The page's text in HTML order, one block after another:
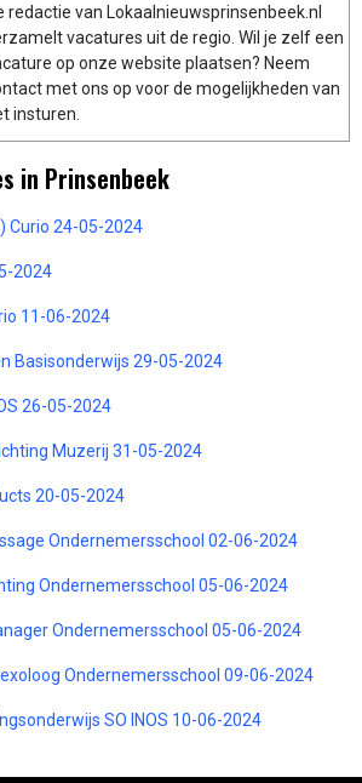
redactie van Lokaalnieuwsprinsenbeek.nl
vacatures uit de regio. Wil je zelf een
op onze website plaatsen? Neem
met ons op voor de mogelijkheden van
insturen.
in Prinsenbeek
Curio 24-05-2024
2024
11-06-2024
Basisonderwijs 29-05-2024
26-05-2024
Muzerij 31-05-2024
20-05-2024
Ondernemersschool 02-06-2024
Ondernemersschool 05-06-2024
Ondernemersschool 05-06-2024
Ondernemersschool 09-06-2024
SO INOS 10-06-2024